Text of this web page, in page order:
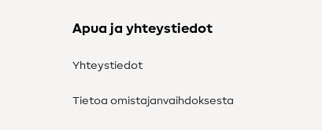
Apua ja yhteystiedot
Yhteystiedot
Tietoa omistajanvaihdoksesta